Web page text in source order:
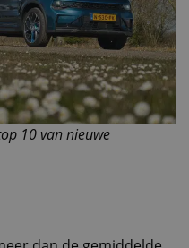
10 van nieuwe